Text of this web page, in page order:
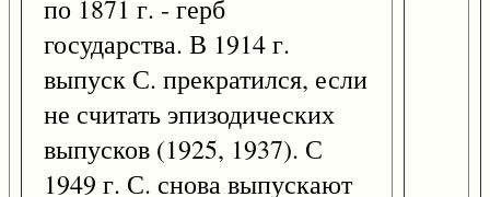
по 1871 г. - герб
государства. В 1914 г.
выпуск С. прекратился, если
не считать эпизодических
выпусков (1925, 1937). С
1949 г. С. снова выпускают